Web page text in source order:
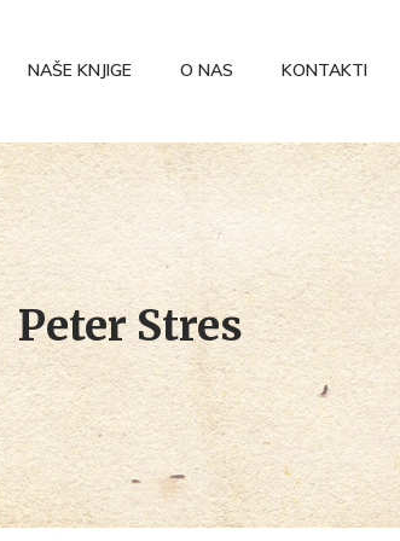
NAŠE KNJIGE O NAS KONTAKTI
Peter Stres